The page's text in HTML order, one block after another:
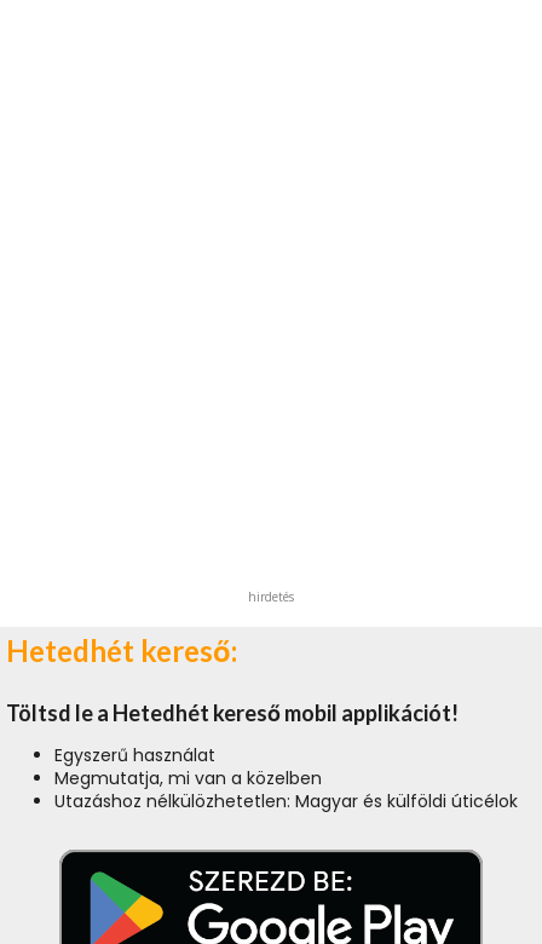
hirdetés
Hetedhét kereső:
Töltsd le a Hetedhét kereső mobil applikációt!
Egyszerű használat
Megmutatja, mi van a közelben
Utazáshoz nélkülözhetetlen: Magyar és külföldi úticélok